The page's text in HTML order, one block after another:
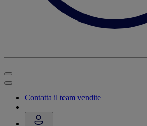
Contatta il team vendite